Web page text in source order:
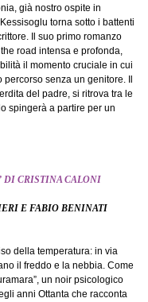
già nostro ospite in
torna sotto i battenti
Il suo primo romanzo
road intensa e profonda,
il momento cruciale in cui
senza un genitore. Il
del padre, si ritrova tra le
spingerà a partire per un
DI CRISTINA CALONI
E FABIO BENINATI
della temperatura: in via
il freddo e la nebbia. Come
un noir psicologico
anni Ottanta che racconta